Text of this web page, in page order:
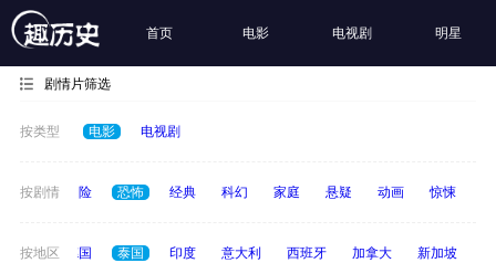
首页 电影 电视剧 明星
剧情片筛选
按类型 电影 电视剧
按剧情
爱情 冒险 恐怖 经典 科幻 家庭 悬疑 动画 惊悚
按地区
韩国 德国 泰国 印度 意大利 西班牙 加拿大 新加坡